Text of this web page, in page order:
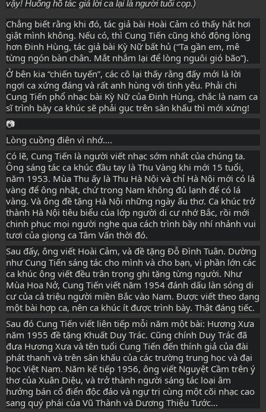
vậy! Huống hồ tác giả lời ca lại là người tuổi cọp.)
Chẳng biết rằng khi đó, tác giả bài Hoài Cảm có thấy hắt hơi
giật mình không. Nếu có, thì Cung Tiến cũng khó động lòng
hơn Đinh Hùng, tác giả bài Kỳ Nữ bất hủ (“Ta gần em, mê
từng ngón bàn chân. Mắt nhắm lại để lòng nguôi gió bão”).
Ở bên kia “chiến tuyến”, các cô lại thấy rằng đấy mới là lời
ngợi ca xứng đáng và rất anh hùng với tình yêu. Phải chi
Cung Tiến phổ nhạc bài Kỳ Nữ của Đinh Hùng, chắc là nam ca
sĩ trình bày ca khúc sẽ phải gục trên sân khấu thì mới xứng!
📷
Lòng cuồng điên vì nhớ….
Có lẽ, Cung Tiến là người viết nhạc sớm nhất của chúng ta.
Ông sáng tác ca khúc đầu tay là Thu Vàng khi mới 15 tuổi,
năm 1953. Mùa Thu ấy là Thu Hà Nội và chỉ Hà Nội mới có lá
vàng để ông nhặt, chứ trong Nam không đủ lạnh để có lá
vàng. Và ông đề tặng Hà Nội những ngày ấu thơ. Ca khúc trở
thành Hà Nội tiêu biểu của lớp người di cư nhớ Bắc, rồi mới
chinh phục mọi người nghe qua cách trình bầy nhí nhảnh vui
tươi của giọng ca Tâm Vấn thời đó.
Sau đấy, ông viết Hoài Cảm, và đề tặng Đỗ Đình Tuân. Dường
như Cung Tiến sáng tác cho mình và cho bạn, vì phần lớn các
ca khúc ông viết đều trân trọng ghi tặng từng người. Như
Mùa Hoa Nở, Cung Tiến viết năm 1954 đánh dấu làn sóng di
cư của cả triệu người miền Bắc vào Nam. Được viết theo dạng
một bài hợp ca, nên ca khúc ít được trình bày. Thật đáng tiếc.
Sau đó Cung Tiến viết liên tiếp mỗi năm một bài: Hương Xưa
năm 1955 đề tặng Khuất Duy Trác. Cũng chính Duy Trác đã
đưa Hương Xưa và tên tuổi Cung Tiến đến thính giả của đài
phát thanh và trên sân khấu của các trường trung học và đại
học Việt Nam. Năm kế tiếp 1956, ông viết Nguyệt Cầm trên ý
thơ của Xuân Diệu, và trở thành người sáng tác loại âm
hưởng bán cổ điển độc đáo và ngự trị cùng một cõi nhạc cao
sang quý phái của Vũ Thành và Dương Thiệu Tước…